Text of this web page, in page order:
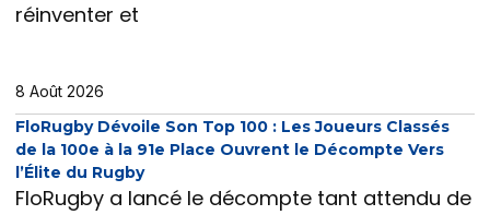
réinventer et
8 Août 2026
FloRugby Dévoile Son Top 100 : Les Joueurs Classés
de la 100e à la 91e Place Ouvrent le Décompte Vers
l’Élite du Rugby
FloRugby a lancé le décompte tant attendu de